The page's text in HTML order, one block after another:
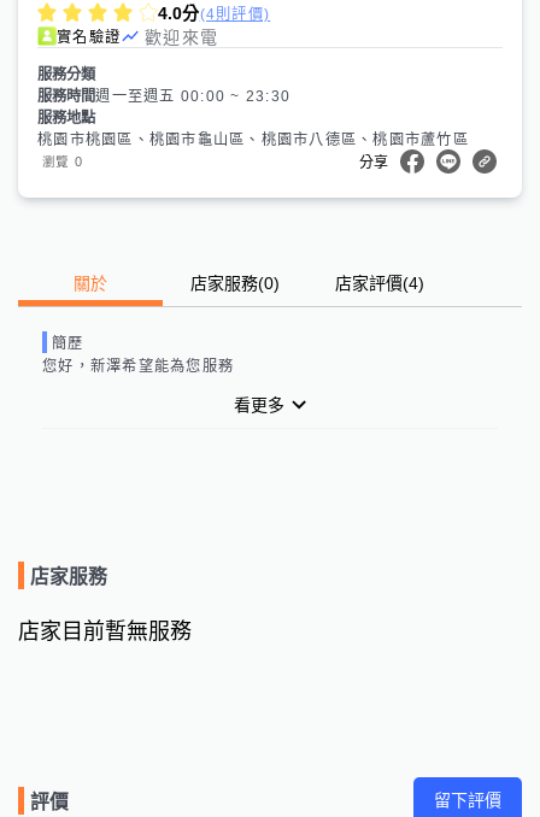
4.0分(4則評價)
實名驗證
歡迎來電
服務分類
服務時間週一至週五 00:00 ~ 23:30
服務地點
桃園市桃園區、桃園市龜山區、桃園市八德區、桃園市蘆竹區
瀏覽 0 分享
關於 店家服務(0) 店家評價(4)
簡歷
您好，新澤希望能為您服務
看更多
店家服務
店家目前暫無服務
評價 留下評價